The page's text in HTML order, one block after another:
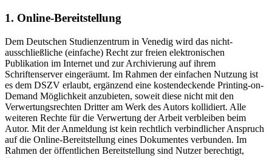
1. Online-Bereitstellung
Dem Deutschen Studienzentrum in Venedig wird das nicht-
ausschließliche (einfache) Recht zur freien elektronischen
Publikation im Internet und zur Archivierung auf ihrem
Schriftenserver eingeräumt. Im Rahmen der einfachen Nutzung ist
es dem DSZV erlaubt, ergänzend eine kostendeckende Printing-on-
Demand Möglichkeit anzubieten, soweit diese nicht mit den
Verwertungsrechten Dritter am Werk des Autors kollidiert. Alle
weiteren Rechte für die Verwertung der Arbeit verbleiben beim
Autor. Mit der Anmeldung ist kein rechtlich verbindlicher Anspruch
auf die Online-Bereitstellung eines Dokumentes verbunden. Im
Rahmen der öffentlichen Bereitstellung sind Nutzer berechtigt,